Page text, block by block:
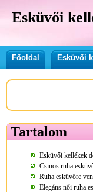
Esküvői
Főoldal Esküvői
Tartalom
Esküvői kellékek
Csinos ruha
Ruha esküvőre
Elegáns női ruha